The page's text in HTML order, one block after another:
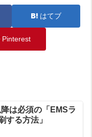
はてブ
Pinterest
は必須の「EMSラ
する方法」